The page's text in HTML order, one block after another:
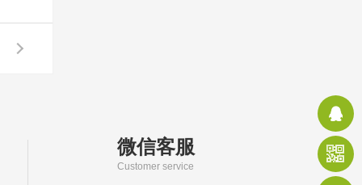
微信客服
Customer service